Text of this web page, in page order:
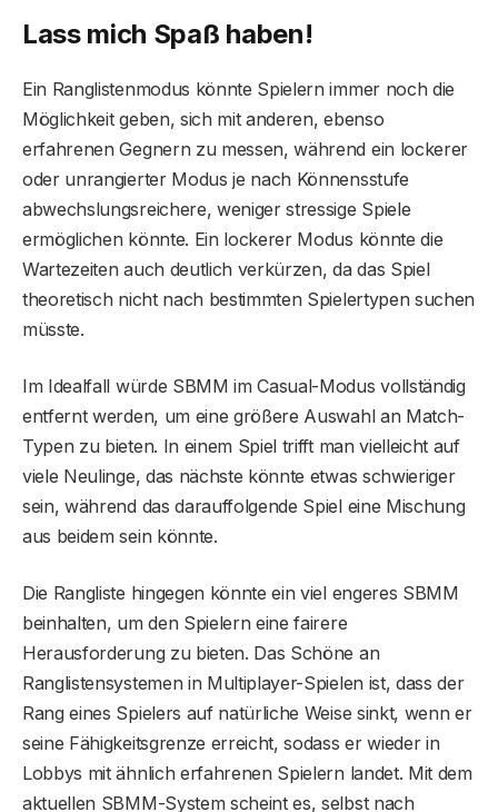
Lass mich Spaß haben!
Ein Ranglistenmodus könnte Spielern immer noch die
Möglichkeit geben, sich mit anderen, ebenso
erfahrenen Gegnern zu messen, während ein lockerer
oder unrangierter Modus je nach Könnensstufe
abwechslungsreichere, weniger stressige Spiele
ermöglichen könnte. Ein lockerer Modus könnte die
Wartezeiten auch deutlich verkürzen, da das Spiel
theoretisch nicht nach bestimmten Spielertypen suchen
müsste.
Im Idealfall würde SBMM im Casual-Modus vollständig
entfernt werden, um eine größere Auswahl an Match-
Typen zu bieten. In einem Spiel trifft man vielleicht auf
viele Neulinge, das nächste könnte etwas schwieriger
sein, während das darauffolgende Spiel eine Mischung
aus beidem sein könnte.
Die Rangliste hingegen könnte ein viel engeres SBMM
beinhalten, um den Spielern eine fairere
Herausforderung zu bieten. Das Schöne an
Ranglistensystemen in Multiplayer-Spielen ist, dass der
Rang eines Spielers auf natürliche Weise sinkt, wenn er
seine Fähigkeitsgrenze erreicht, sodass er wieder in
Lobbys mit ähnlich erfahrenen Spielern landet. Mit dem
aktuellen SBMM-System scheint es, selbst nach